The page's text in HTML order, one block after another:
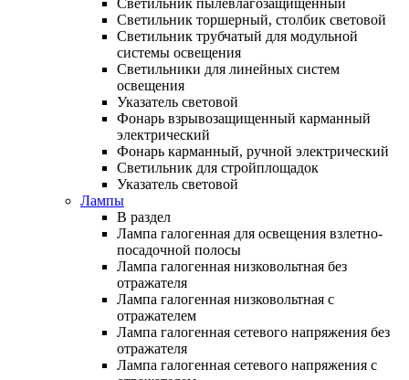
Светильник торшерный, столбик световой
Светильник трубчатый для модульной
системы освещения
Светильники для линейных систем
освещения
Указатель световой
Фонарь взрывозащищенный карманный
электрический
Фонарь карманный, ручной электрический
Светильник для стройплощадок
Указатель световой
Лампы
В раздел
Лампа галогенная для освещения взлетно-
посадочной полосы
Лампа галогенная низковольтная без
отражателя
Лампа галогенная низковольтная с
отражателем
Лампа галогенная сетевого напряжения без
отражателя
Лампа галогенная сетевого напряжения с